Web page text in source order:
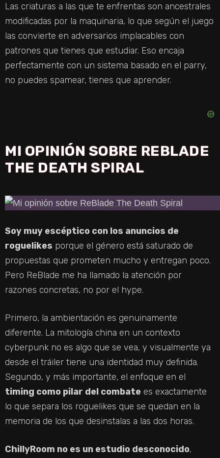
Las criaturas a las que te enfrentas son ancestrales
modificadas por la maquinaria, lo que según el juego
las convierte en adversarios implacables con
patrones que tienes que estudiar. Eso encaja
perfectamente con un sistema basado en el parry,
no puedes spamear, tienes que aprender.
MI OPINIÓN SOBRE REBLADE
THE DEATH SPIRAL
Soy muy escéptico con los anuncios de
roguelikes porque el género está saturado de
propuestas que prometen mucho y entregan poco.
Pero ReBlade me ha llamado la atención por
razones concretas, no por el hype.
Primero, la ambientación es genuinamente
diferente. La mitología china en un contexto
cyberpunk no es algo que se vea, y visualmente ya
desde el tráiler tiene una identidad muy definida.
Segundo, y más importante, el enfoque en el
timing como pilar del combate es exactamente
lo que separa los roguelikes que se quedan en la
memoria de los que desinstalas a las dos horas.
ChillyRoom no es un estudio desconocido,